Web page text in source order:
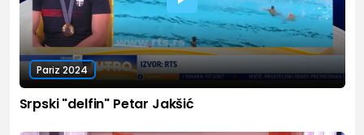
Pariz 2024
Srpski "delfin" Petar Jakšić